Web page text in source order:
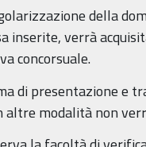
della
inserite, verrà
concorsuale.
di presentazione e
altre modalità non